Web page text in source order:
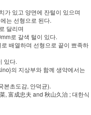
가 있고 양면에 잔털이 있으며
는 선형으로 된다.
달리며
로 갈색 털이 있다.
배열하며 선형으로 끝이 뾰족하
있다.
의 지상부와 함께 생약에서는
본초도감, 안덕균).
, 富成忠夫 and 秋山久治 ; 대한식